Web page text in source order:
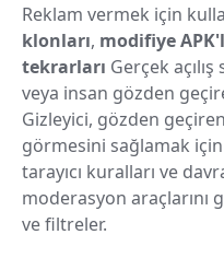
Reklam vermek için
klonları, modifiye
tekrarları Gerçek
veya insan gözden
Gizleyici, gözden
görmesini sağlamak
tarayıcı kuralları ve
moderasyon araçlarını
ve filtreler.